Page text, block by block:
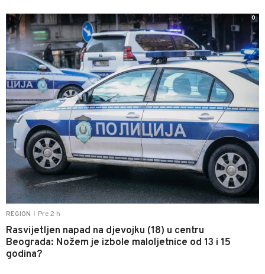
REGION Pre 2 h
Rasvijetljen napad na djevojku (18) u centru
Beograda: Nožem je izbole maloljetnice od 13 i 15
godina?
0